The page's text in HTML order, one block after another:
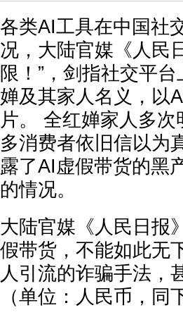
各类AI工具在中国社
况，大陆官媒《人民
限！”，剑指社交平
婵及其家人名义，以
片。 全红婵家人多
多消费者依旧信以为
露了AI虚假带货的黑
的情况。
大陆官媒《人民日报
假带货，不能如此无
人引流的诈骗手法，
（单位：人民币，同